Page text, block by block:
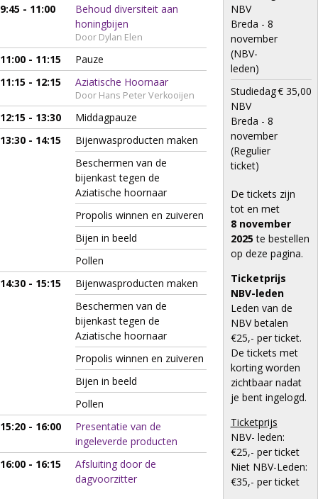
9:45 - 11:00
Behoud diversiteit aan
honingbijen
Door Dylan Elen
11:00 - 11:15
Pauze
11:15 - 12:15
Aziatische Hoornaar
Door Hans Peter Verkooijen
12:15 - 13:30
Middagpauze
13:30 - 14:15
Bijenwasproducten maken
Beschermen van de
bijenkast tegen de
Aziatische hoornaar
Propolis winnen en zuiveren
Bijen in beeld
Pollen
14:30 - 15:15
Bijenwasproducten maken
Beschermen van de
bijenkast tegen de
Aziatische hoornaar
Propolis winnen en zuiveren
Bijen in beeld
Pollen
15:20 - 16:00
Presentatie van de
ingeleverde producten
16:00 - 16:15
Afsluiting door de
dagvoorzitter
NBV
Breda - 8
november
(NBV-
leden)
Studiedag
NBV
Breda - 8
november
(Regulier
ticket)
€ 35,00
De tickets zijn
tot en met
8 november
2025te bestellen
op deze pagina.
Ticketprijs
NBV-leden
Leden van de
NBV betalen
€25,- per ticket.
De tickets met
korting worden
zichtbaar nadat
je bent ingelogd.
Ticketprijs
NBV- leden:
€25,- per ticket
Niet NBV-Leden:
€35,- per ticket